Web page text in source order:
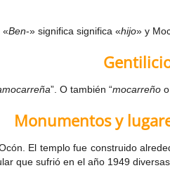
«Ben-» significa significa «hijo» y
”. O también “mocarreño o
Monumentos y
. El templo fue construido
que sufrió en el año 1949